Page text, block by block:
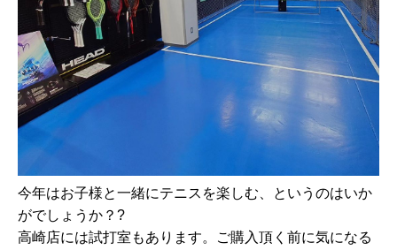
今年はお子様と一緒にテニスを楽しむ、というのはいか
がでしょうか？?⁡
⁡高崎店には試打室もあります。ご購入頂く前に気になる